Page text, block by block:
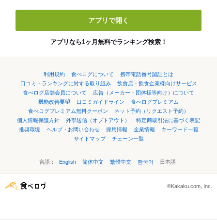
アプリで開く
アプリなら1ヶ月無料でランキング検索！
利用規約 食べログについて
携帯電話番号認証とは
口コミ・ランキングに対する取り組み
飲食店・飲食企業様向けサービス
食べログ店舗会員について
広告（メーカー・団体様等向け）について
機能改善要望
口コミガイドライン
食べログプレミアム
食べログプレミアム無料クーポン
ネット予約（リクエスト予約）
個人情報保護方針
外部送信（オプトアウト）
特定商取引法に基づく表記
推奨環境
ヘルプ・お問い合わせ 採用情報 企業情報
キーワード一覧
サイトマップ
チェーン一覧
言語： English 简体中文 繁體中文 한국어 日本語
©Kakaku.com, Inc.